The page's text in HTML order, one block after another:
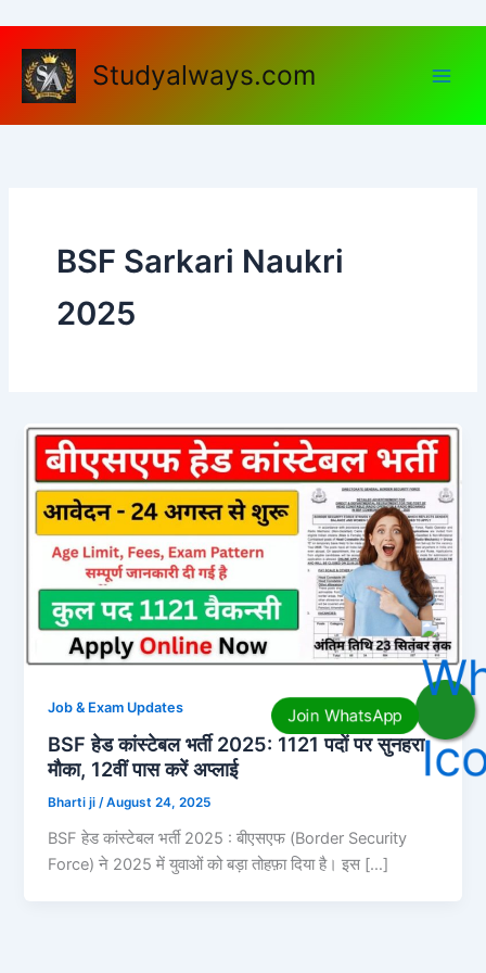
content
Studyalways.com
BSF Sarkari Naukri
2025
Job & Exam Updates
BSF हेड कांस्टेबल भर्ती 2025: 1121 पदों पर सुनहरा
मौका, 12वीं पास करें अप्लाई
Bharti ji/August 24, 2025
BSF हेड कांस्टेबल भर्ती 2025 : बीएसएफ (Border Security
Force) ने 2025 में युवाओं को बड़ा तोहफ़ा दिया है। इस […]